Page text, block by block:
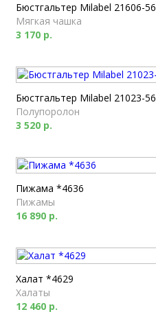
Бюстгальтер Milabel 21606-56
Мягкая чашка
3 170 р.
Бюстгальтер Milabel 21023-56
Полупоролон
3 520 р.
Пижама *4636
Пижамы
16 890 р.
Халат *4629
Халаты
12 460 р.